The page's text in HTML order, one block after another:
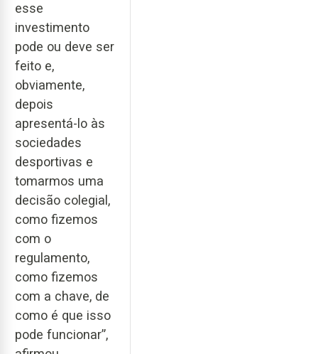
esse
investimento
pode ou deve ser
feito e,
obviamente,
depois
apresentá-lo às
sociedades
desportivas e
tomarmos uma
decisão colegial,
como fizemos
com o
regulamento,
como fizemos
com a chave, de
como é que isso
pode funcionar”,